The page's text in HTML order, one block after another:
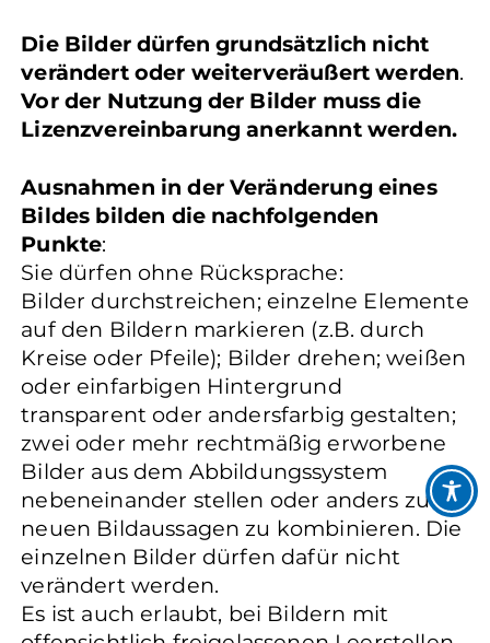
Die Bilder dürfen grundsätzlich nicht
verändert oder weiterveräußert werden.
Vor der Nutzung der Bilder muss die
Lizenzvereinbarung anerkannt werden.
Ausnahmen in der Veränderung eines
Bildes bilden die nachfolgenden
Punkte:
Sie dürfen ohne Rücksprache:
Bilder durchstreichen; einzelne Elemente
auf den Bildern markieren (z.B. durch
Kreise oder Pfeile); Bilder drehen; weißen
oder einfarbigen Hintergrund
transparent oder andersfarbig gestalten;
zwei oder mehr rechtmäßig erworbene
Bilder aus dem Abbildungssystem
nebeneinander stellen oder anders zu
neuen Bildaussagen zu kombinieren. Die
einzelnen Bilder dürfen dafür nicht
verändert werden.
Es ist auch erlaubt, bei Bildern mit